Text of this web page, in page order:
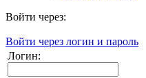
Войти через:
Войти через логин и пароль
Логин: